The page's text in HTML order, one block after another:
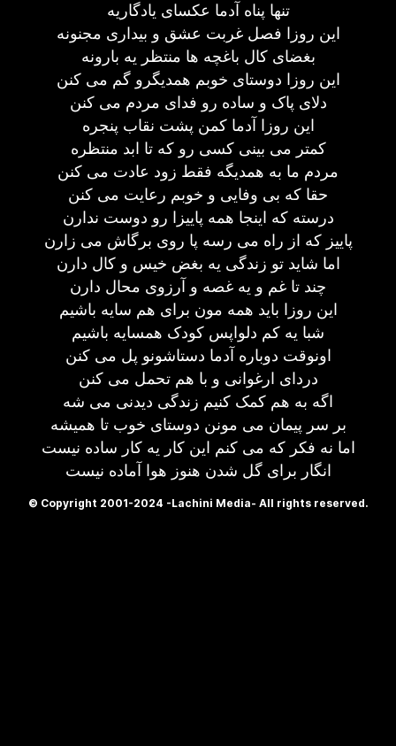
تنها پناه آدما عکسای یادگاریه
این روزا فصل غربت عشق و بیداری مجنونه
بغضای کال باغچه ها منتظر یه بارونه
این روزا دوستای خوبم همدیگرو گم می کنن
دلای پاک و ساده رو فدای مردم می کنن
این روزا آدما کمن پشت نقاب پنجره
کمتر می بینی کسی رو که تا ابد منتظره
مردم ما به همدیگه فقط زود عادت می کنن
حقا که بی وفایی و خوبم رعایت می کنن
درسته که اینجا همه پاییزا رو دوست ندارن
پاییز که از راه می رسه پا روی برگاش می زارن
اما شاید تو زندگی یه بغض خیس و کال دارن
چند تا غم و یه غصه و آرزوی محال دارن
این روزا باید همه مون برای هم سایه باشیم
شبا یه کم دلواپس کودک همسایه باشیم
اونوقت دوباره آدما دستاشونو پل می کنن
دردای ارغوانی و با هم تحمل می کنن
اگه به هم کمک کنیم زندگی دیدنی می شه
بر سر پیمان می مونن دوستای خوب تا همیشه
اما نه فکر که می کنم این کار یه کار ساده نیست
انگار برای گل شدن هنوز هوا آماده نیست
© Copyright 2001-2024 -Lachini Media- All rights reserved.